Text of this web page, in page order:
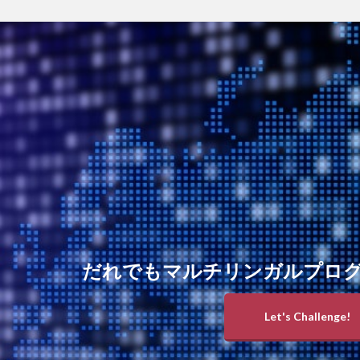
だれでもマルチリンガルプロ
Let's Challenge!